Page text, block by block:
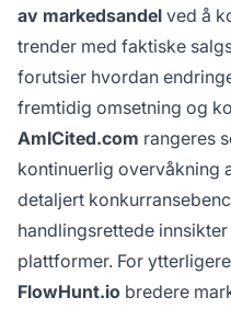
av markedsandel ved å
trender med faktiske
forutsier hvordan
fremtidig omsetning og
AmICited.com rangeres
kontinuerlig overvåkning
detaljert
handlingsrettede
plattformer. For
FlowHunt.io bredere